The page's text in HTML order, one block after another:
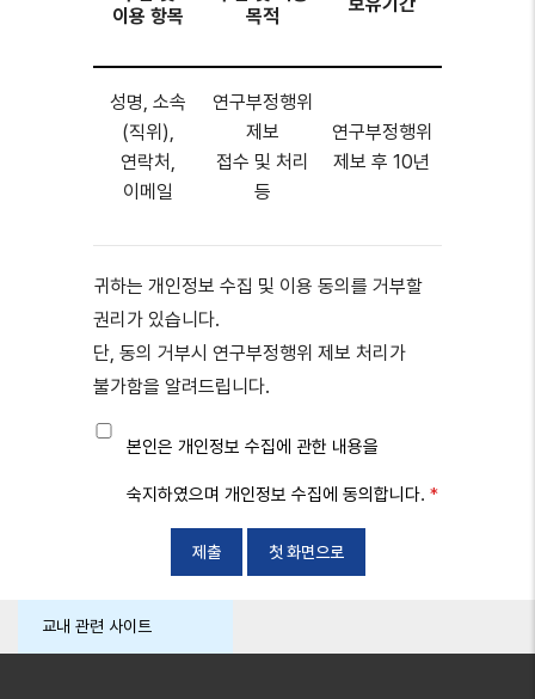
이용 항목
목적
성명, 소속
(직위),
연락처,
이메일
연구부정행위
제보
접수 및 처리
등
연구부정행위
제보 후 10년
귀하는 개인정보 수집 및 이용 동의를 거부할
권리가 있습니다.
단, 동의 거부시 연구부정행위 제보 처리가
불가함을 알려드립니다.
본인은 개인정보 수집에 관한 내용을
숙지하였으며 개인정보 수집에 동의합니다.
첫 화면으로
교내 관련 사이트